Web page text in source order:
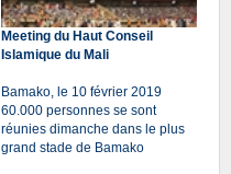
Meeting du Haut Conseil
Islamique du Mali
Bamako, le 10 février 2019
60.000 personnes se sont
réunies dimanche dans le plus
grand stade de Bamako